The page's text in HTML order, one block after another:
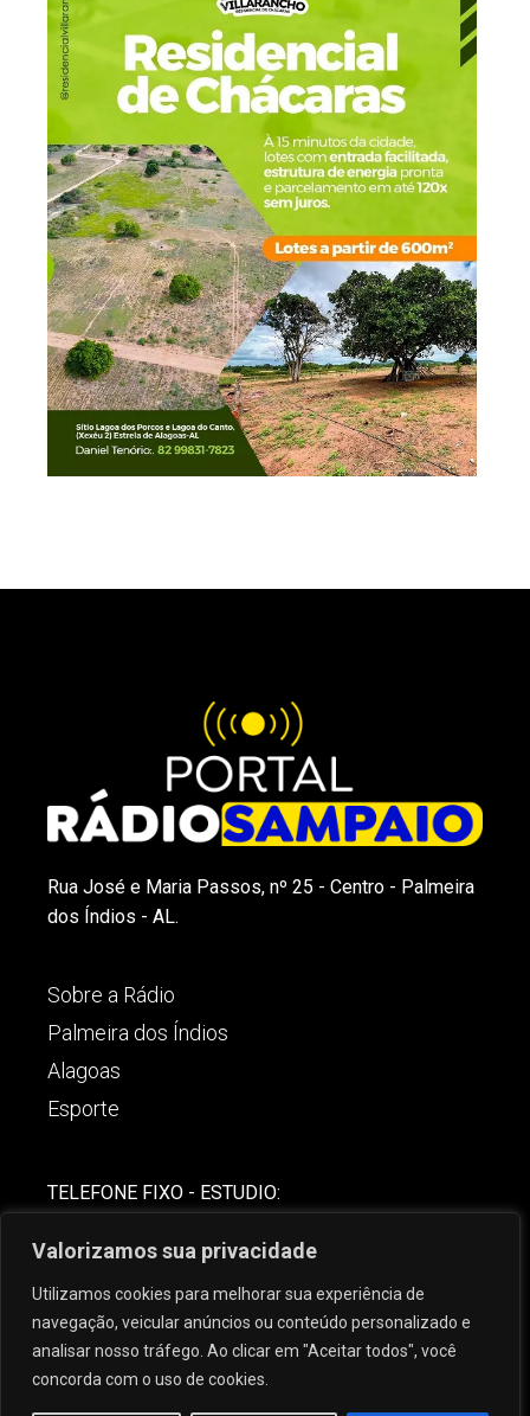
Valorizamos sua privacidade
Utilizamos cookies para melhorar sua experiência de
navegação, veicular anúncios ou conteúdo personalizado e
analisar nosso tráfego. Ao clicar em "Aceitar todos", você
concorda com o uso de cookies.
Rua José e Maria Passos, nº 25 - Centro - Palmeira
dos Índios - AL.
Sobre a Rádio
Palmeira dos Índios
Alagoas
Esporte
TELEFONE FIXO - ESTUDIO:
(82) 99621-8806